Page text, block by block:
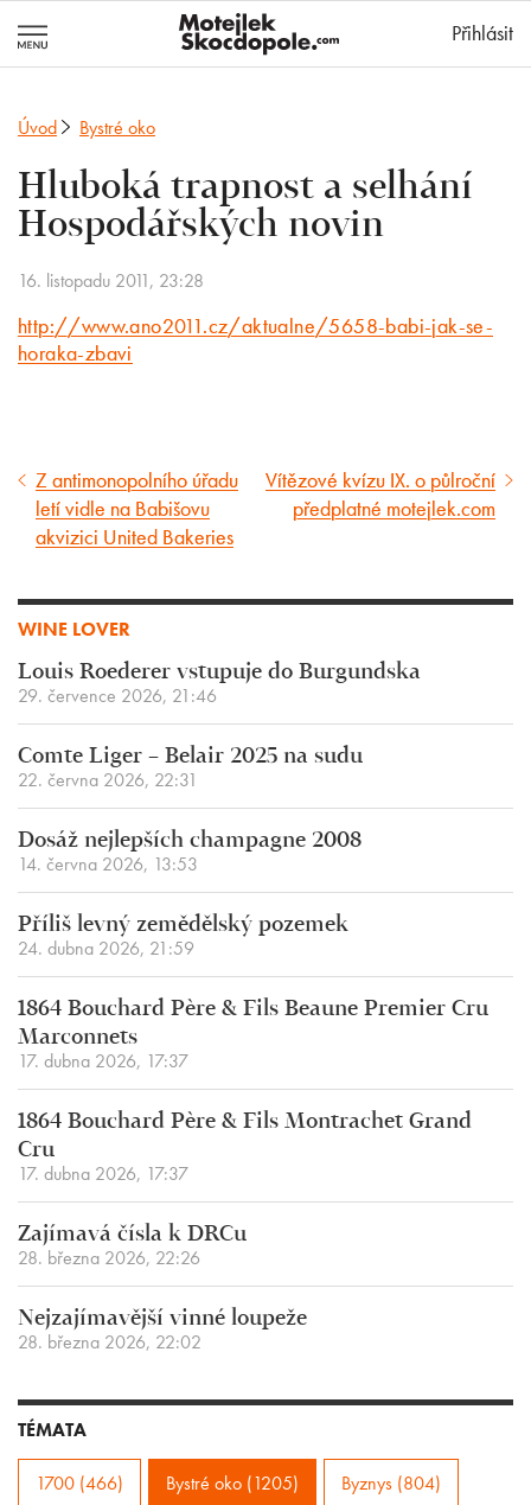
Přihlásit
Úvod Bystré oko
Hluboká trapnost a selhání
Hospodářských novin
16. listopadu 2011, 23:28
http://www.ano2011.cz/aktualne/5658-babi-jak-se-
horaka-zbavi
Předcházející
článek
Z antimonopolního úřadu
letí vidle na Babišovu
akvizici United Bakeries
Následující
článek
Vítězové kvízu IX. o půlroční
předplatné motejlek.com
WINE LOVER
Louis Roederer vstupuje do Burgundska
29. července 2026, 21:46
Comte Liger – Belair 2025 na sudu
22. června 2026, 22:31
Dosáž nejlepších champagne 2008
14. června 2026, 13:53
Příliš levný zemědělský pozemek
24. dubna 2026, 21:59
1864 Bouchard Père & Fils Beaune Premier Cru
Marconnets
17. dubna 2026, 17:37
1864 Bouchard Père & Fils Montrachet Grand
Cru
17. dubna 2026, 17:37
Zajímavá čísla k DRCu
28. března 2026, 22:26
Nejzajímavější vinné loupeže
28. března 2026, 22:02
TÉMATA
1700 (466) Bystré oko (1205) Byznys (804)